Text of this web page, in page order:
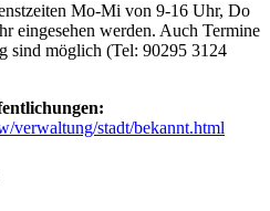
Mo-Mi von 9-16 Uhr, Do
eingesehen werden. Auch Termine
sind möglich (Tel: 90295 3124
verwaltung/stadt/bekannt.html